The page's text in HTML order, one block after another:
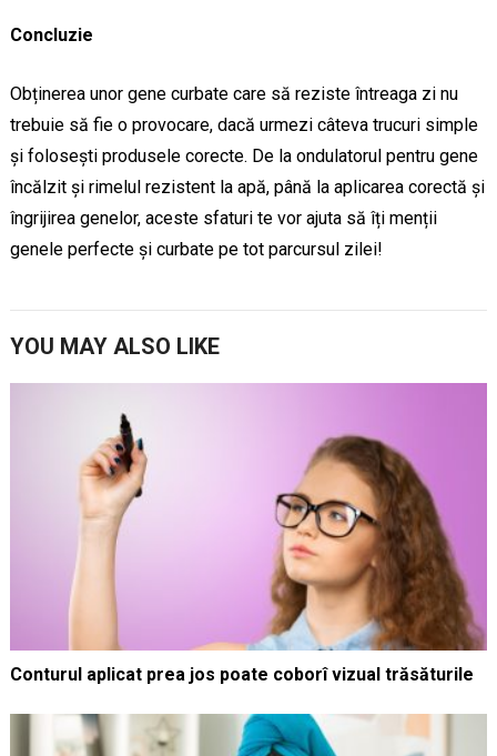
Concluzie
Obținerea unor gene curbate care să reziste întreaga zi nu
trebuie să fie o provocare, dacă urmezi câteva trucuri simple
și folosești produsele corecte. De la ondulatorul pentru gene
încălzit și rimelul rezistent la apă, până la aplicarea corectă și
îngrijirea genelor, aceste sfaturi te vor ajuta să îți menții
genele perfecte și curbate pe tot parcursul zilei!
YOU MAY ALSO LIKE
Conturul aplicat prea jos poate coborî vizual trăsăturile